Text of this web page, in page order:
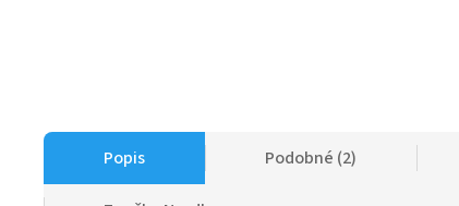
Popis Podobné (2)